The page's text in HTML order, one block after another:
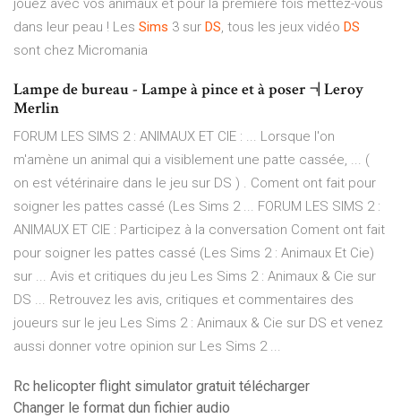
jouez avec vos animaux et pour la première fois mettez-vous
dans leur peau ! Les Sims 3 sur DS, tous les jeux vidéo DS
sont chez Micromania
Lampe de bureau - Lampe à pince et à poser ¬| Leroy
Merlin
FORUM LES SIMS 2 : ANIMAUX ET CIE : ... Lorsque l'on
m'amène un animal qui a visiblement une patte cassée, ... (
on est vétérinaire dans le jeu sur DS ) . Coment ont fait pour
soigner les pattes cassé (Les Sims 2 ... FORUM LES SIMS 2 :
ANIMAUX ET CIE : Participez à la conversation Coment ont fait
pour soigner les pattes cassé (Les Sims 2 : Animaux Et Cie)
sur ... Avis et critiques du jeu Les Sims 2 : Animaux & Cie sur
DS ... Retrouvez les avis, critiques et commentaires des
joueurs sur le jeu Les Sims 2 : Animaux & Cie sur DS et venez
aussi donner votre opinion sur Les Sims 2 ...
Rc helicopter flight simulator gratuit télécharger
Changer le format dun fichier audio